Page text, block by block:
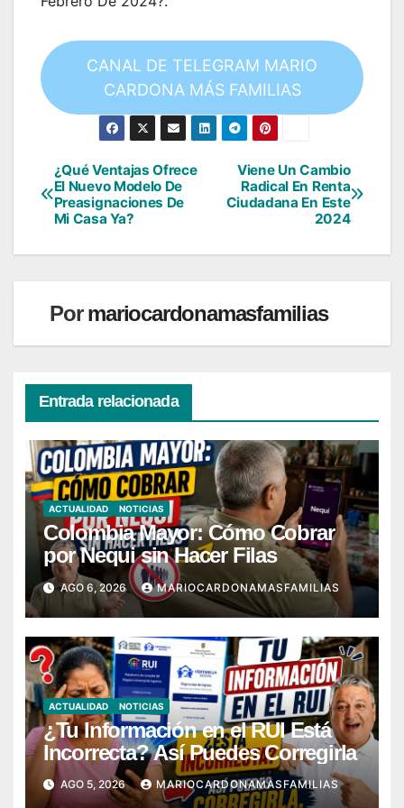
CANAL DE TELEGRAM MARIO
CARDONA MÁS FAMILIAS
Navegación
de
entradas
Viene Un Cambio
Radical En Renta
Ciudadana En Este
2024
¿Qué Ventajas Ofrece
El Nuevo Modelo De
Preasignaciones De
Mi Casa Ya?
Pormariocardonamasfamilias
Entrada relacionada
ACTUALIDAD NOTICIAS
Colombia Mayor: Cómo Cobrar
por Nequi sin Hacer Filas
AGO 6, 2026 MARIOCARDONAMASFAMILIAS
ACTUALIDAD NOTICIAS
¿Tu Información en el RUI Está
Incorrecta? Así Puedes Corregirla
AGO 5, 2026 MARIOCARDONAMASFAMILIAS